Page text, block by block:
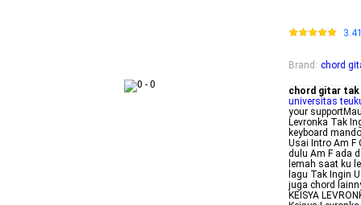
Brand : chord
chord gitar tak
universitas
your
Levronka Tak
keyboard
Usai Intro Am F
dulu Am F ada
lemah saat ku
lagu Tak Ingin
juga chord
KEISYA